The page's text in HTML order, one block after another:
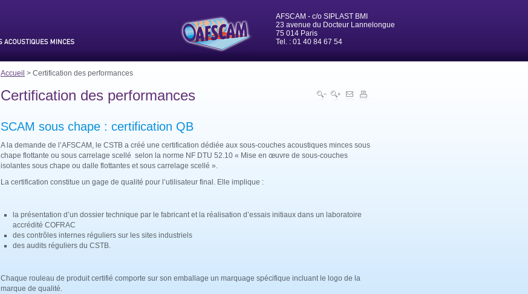
AFSCAM - c/o SIPLAST BMI
23 avenue du Docteur Lannelongue
75 014 Paris
Tel. : 01 40 84 67 54
Accueil > Certification des performances
Certification des performances
SCAM sous chape : certification QB
A la demande de l’AFSCAM, le CSTB a créé une certification dédiée aux sous-couches acoustiques minces sous
chape flottante ou sous carrelage scellé selon la norme NF DTU 52.10 « Mise en œuvre de sous-couches
isolantes sous chape ou dalle flottantes et sous carrelage scellé ».
La certification constitue un gage de qualité pour l’utilisateur final. Elle implique :
la présentation d’un dossier technique par le fabricant et la réalisation d’essais initiaux dans un laboratoire
accrédité COFRAC
des contrôles internes réguliers sur les sites industriels
des audits réguliers du CSTB.
Chaque rouleau de produit certifié comporte sur son emballage un marquage spécifique incluant le logo de la
marque de qualité.